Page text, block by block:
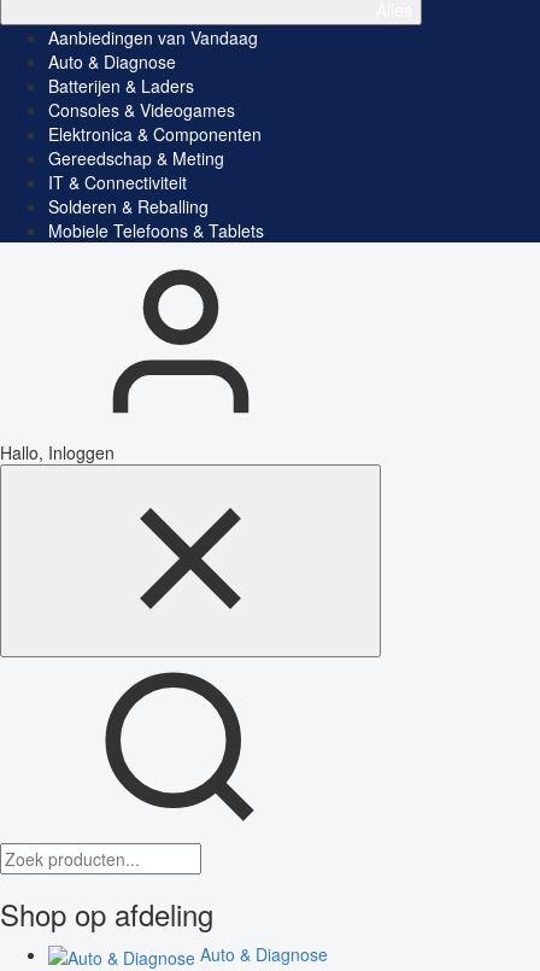
Aanbiedingen van Vandaag
Auto & Diagnose
Batterijen & Laders
Consoles & Videogames
Elektronica & Componenten
Gereedschap & Meting
IT & Connectiviteit
Solderen & Reballing
Mobiele Telefoons & Tablets
Hallo, Inloggen
Shop op afdeling
Auto & Diagnose